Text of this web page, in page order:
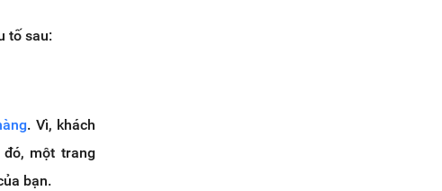
tố sau:
. Vì, khách
một trang
bạn.